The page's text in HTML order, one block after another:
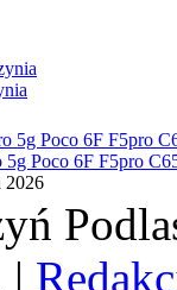
Poco 6F F5pro
2026
|